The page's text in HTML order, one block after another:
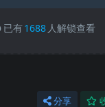
已有1688 人解锁查看
分享